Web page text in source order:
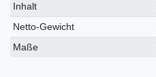
Inhalt
Netto-Gewicht
Maße